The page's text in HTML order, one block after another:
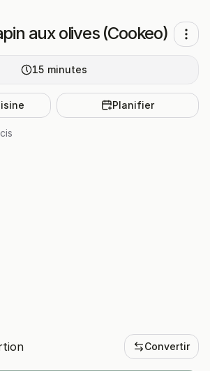
aux olives (Cookeo)
15 minutes
Planifier
Convertir